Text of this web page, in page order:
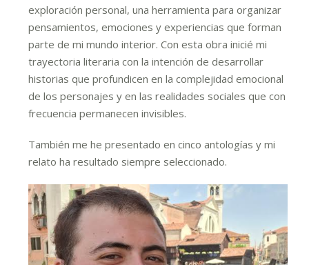
exploración personal, una herramienta para organizar
pensamientos, emociones y experiencias que forman
parte de mi mundo interior. Con esta obra inicié mi
trayectoria literaria con la intención de desarrollar
historias que profundicen en la complejidad emocional
de los personajes y en las realidades sociales que con
frecuencia permanecen invisibles.
También me he presentado en cinco antologías y mi
relato ha resultado siempre seleccionado.